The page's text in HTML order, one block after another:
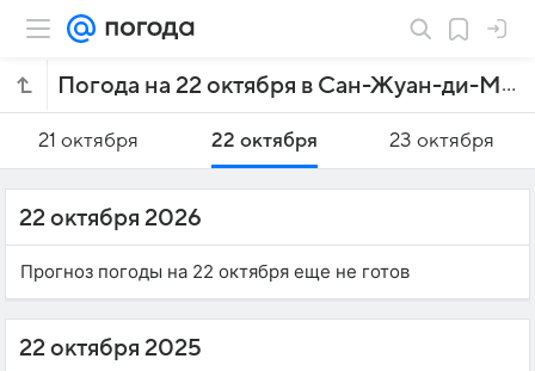
Погода на 22 октября в Сан-Жуан-ди-Мерити
21 октября 22 октября 23 октября
22 октября 2026
Прогноз погоды на 22 октября еще не готов
22 октября 2025